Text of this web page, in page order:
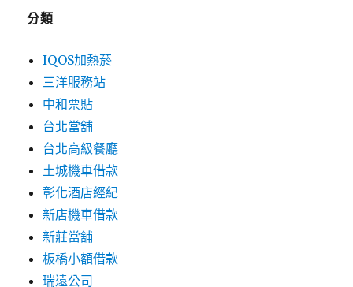
分類
IQOS加熱菸
三洋服務站
中和票貼
台北當舖
台北高級餐廳
土城機車借款
彰化酒店經紀
新店機車借款
新莊當舖
板橋小額借款
瑞遠公司